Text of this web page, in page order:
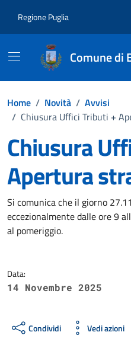
Regione Puglia
Comune di
Home / Novità / Avvisi
/ Chiusura Uffici Tributi +
Chiusura
Apertura
Dettagli della
Si comunica che il giorno
eccezionalmente dalle ore 9
al pomeriggio.
Data:
14 Novembre 2025
Condividi Vedi azioni